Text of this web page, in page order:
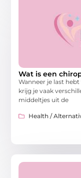
Wat is een
Wanneer je last
krijg je vaak
middeltjes uit de
Health /